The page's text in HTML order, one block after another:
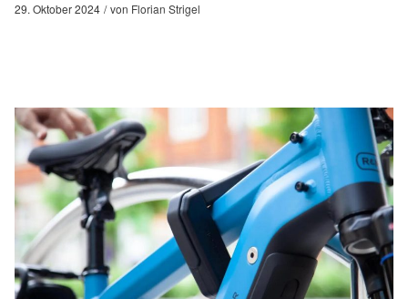
29. Oktober 2024 von Florian Strigel